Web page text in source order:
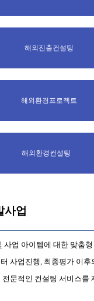
해외진출컨설팅
해외환경프로젝트
해외환경컨설팅
사업
사업 아이템에 대한 맞춤
사업진행, 최종평가 이후
문적인 컨설팅 서비스를